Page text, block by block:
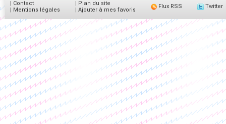
| Contact
| Mentions légales
| Plan du site
| Ajouter à mes favoris
Flux RSS Twitter